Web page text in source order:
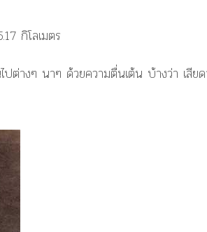
กิโลเมตร
างๆ นาๆ ด้วยความตื่นเต้น บ้างว่า เสีย